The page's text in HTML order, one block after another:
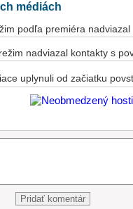
médiách
podľa premiéra nadviazal
nadviazal kontakty s
uplynuli od začiatku